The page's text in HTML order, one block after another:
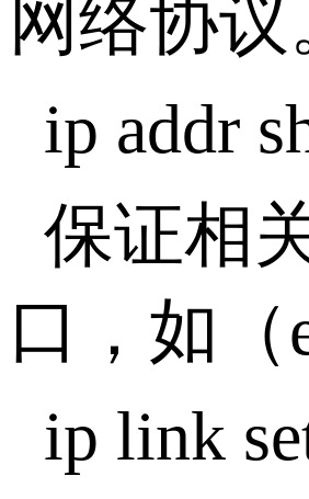
网络协
ip addr
保证相
口，如（
ip link